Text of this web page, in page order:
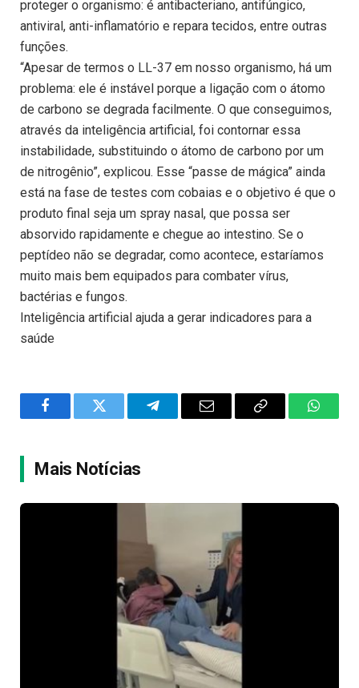
proteger o organismo: é antibacteriano, antifúngico,
antiviral, anti-inflamatório e repara tecidos, entre outras
funções.
“Apesar de termos o LL-37 em nosso organismo, há um
problema: ele é instável porque a ligação com o átomo
de carbono se degrada facilmente. O que conseguimos,
através da inteligência artificial, foi contornar essa
instabilidade, substituindo o átomo de carbono por um
de nitrogênio”, explicou. Esse “passe de mágica” ainda
está na fase de testes com cobaias e o objetivo é que o
produto final seja um spray nasal, que possa ser
absorvido rapidamente e chegue ao intestino. Se o
peptídeo não se degradar, como acontece, estaríamos
muito mais bem equipados para combater vírus,
bactérias e fungos.
Inteligência artificial ajuda a gerar indicadores para a
saúde
FacebookTwitter TelegramEmail
Copy
Mais Notícias